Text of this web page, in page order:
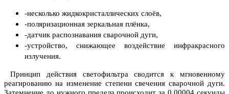
-несколько жидкокристаллических слоёв,
-поляризационная зеркальная плёнка,
-датчик распознавания сварочной дуги,
-устройство, снижающее воздействие инфракрасного
излучения.
Принцип действия светофильтра сводится к мгновенному
реагированию на изменение степени свечения сварочной дуги.